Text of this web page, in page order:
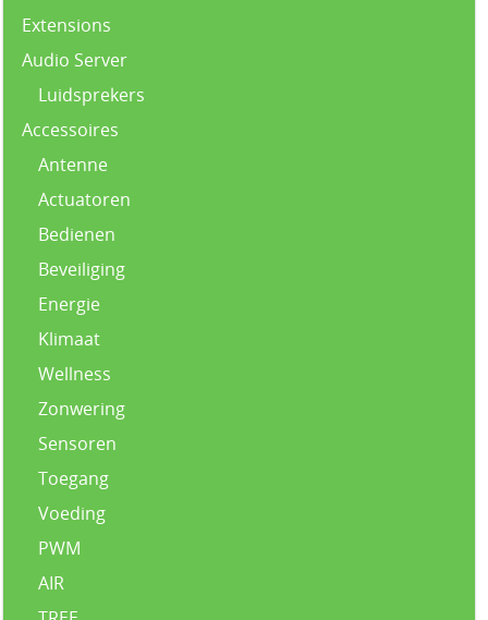
Extensions
Audio Server
Luidsprekers
Accessoires
Antenne
Actuatoren
Bedienen
Beveiliging
Energie
Klimaat
Wellness
Zonwering
Sensoren
Toegang
Voeding
PWM
AIR